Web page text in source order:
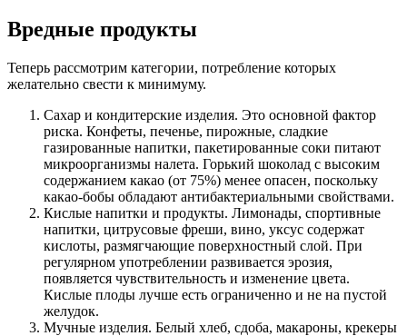
Вредные продукты
Теперь рассмотрим категории, потребление которых
желательно свести к минимуму.
Сахар и кондитерские изделия. Это основной фактор
риска. Конфеты, печенье, пирожные, сладкие
газированные напитки, пакетированные соки питают
микроорганизмы налета. Горький шоколад с высоким
содержанием какао (от 75%) менее опасен, поскольку
какао-бобы обладают антибактериальными свойствами.
Кислые напитки и продукты. Лимонады, спортивные
напитки, цитрусовые фреши, вино, уксус содержат
кислоты, размягчающие поверхностный слой. При
регулярном употреблении развивается эрозия,
появляется чувствительность и изменение цвета.
Кислые плоды лучше есть ограниченно и не на пустой
желудок.
Мучные изделия. Белый хлеб, сдоба, макароны, крекеры